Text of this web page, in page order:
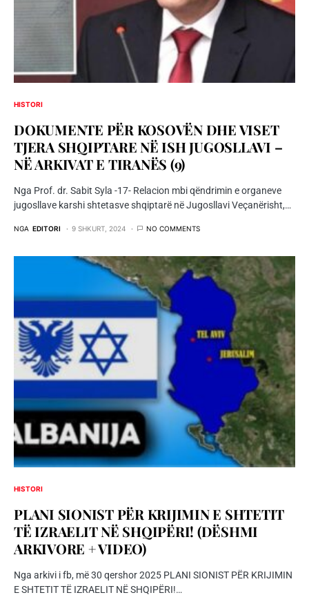
HISTORI
DOKUMENTE PËR KOSOVËN DHE VISET
TJERA SHQIPTARE NË ISH JUGOSLLAVI –
NË ARKIVAT E TIRANËS (9)
Nga Prof. dr. Sabit Syla -17- Relacion mbi qëndrimin e organeve
jugosllave karshi shtetasve shqiptarë në Jugosllavi Veçanërisht,…
NGA EDITORI 9 SHKURT, 2024 NO COMMENTS
HISTORI
PLANI SIONIST PËR KRIJIMIN E SHTETIT
TË IZRAELIT NË SHQIPËRI! (DЁSHMI
ARKIVORE + VIDEO)
Nga arkivi i fb, më 30 qershor 2025 PLANI SIONIST PËR KRIJIMIN
E SHTETIT TË IZRAELIT NË SHQIPËRI!…